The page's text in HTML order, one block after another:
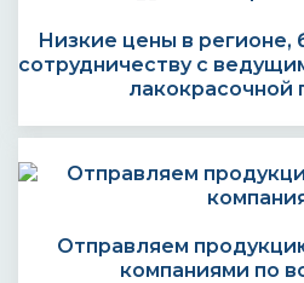
Низкие цены в регионе,
сотрудничеству с
лакокрасочной
Отправляем
компаниями по